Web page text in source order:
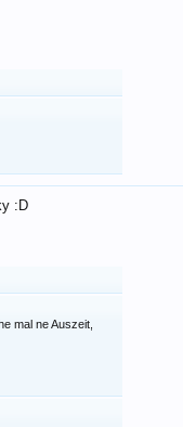
:D
mal ne Auszeit,